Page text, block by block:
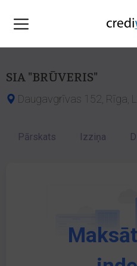
SIA "BRŪVERIS"
Daugavgrīvas 152, Rīga,
Pārskats Izziņa